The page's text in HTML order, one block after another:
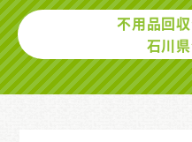
不用品回
石川